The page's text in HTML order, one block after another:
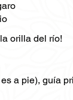
orilla del río!
a pie), guía